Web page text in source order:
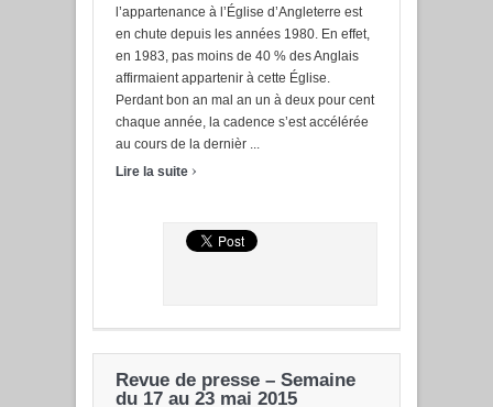
l’appartenance à l’Église d’Angleterre est
en chute depuis les années 1980. En effet,
en 1983, pas moins de 40 % des Anglais
affirmaient appartenir à cette Église.
Perdant bon an mal an un à deux pour cent
chaque année, la cadence s’est accélérée
au cours de la dernièr ...
Lire la suite ›
Revue de presse – Semaine
du 17 au 23 mai 2015